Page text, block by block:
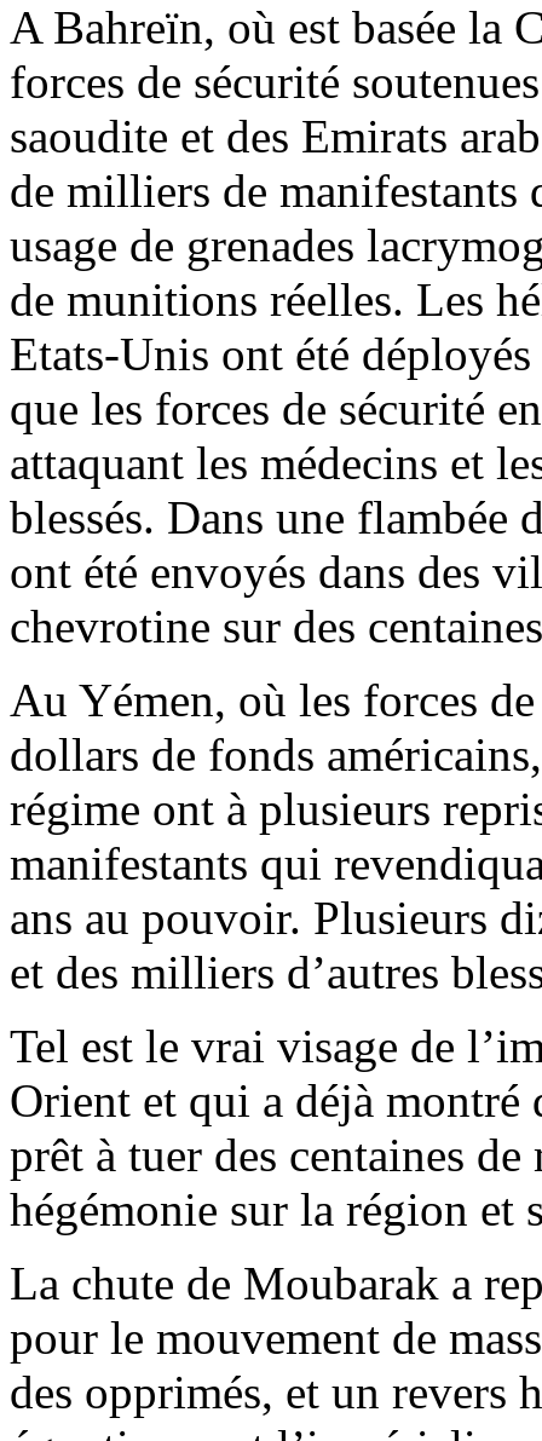
A Bahreïn, où est basée la
forces de sécurité
saoudite et des Emirats
de milliers de manifestants
usage de grenades
de munitions réelles. Les
Etats-Unis ont été
que les forces de sécurité
attaquant les médecins et
blessés. Dans une flambée
ont été envoyés dans des
chevrotine sur des
Au Yémen, où les forces
dollars de fonds
régime ont à plusieurs
manifestants qui
ans au pouvoir. Plusieurs
et des milliers d’autres
Tel est le vrai visage de
Orient et qui a déjà montré
prêt à tuer des centaines
hégémonie sur la région et
La chute de Moubarak a
pour le mouvement de
des opprimés, et un revers